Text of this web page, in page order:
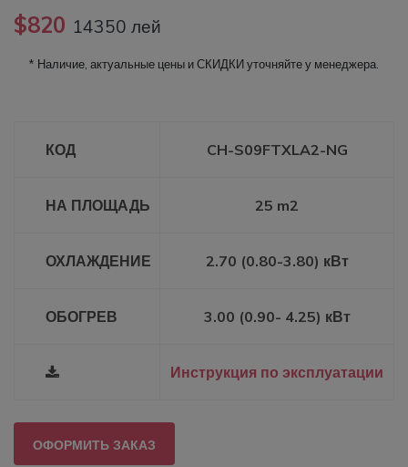
$820 14350 лей
* Наличие, актуальные цены и СКИДКИ уточняйте у менеджера.
КОД CH-S09FTXLA2-NG
НА ПЛОЩАДЬ 25 m2
ОХЛАЖДЕНИЕ 2.70 (0.80-3.80) кВт
ОБОГРЕВ 3.00 (0.90- 4.25) кВт
Инструкция по эксплуатации
ОФОРМИТЬ ЗАКАЗ